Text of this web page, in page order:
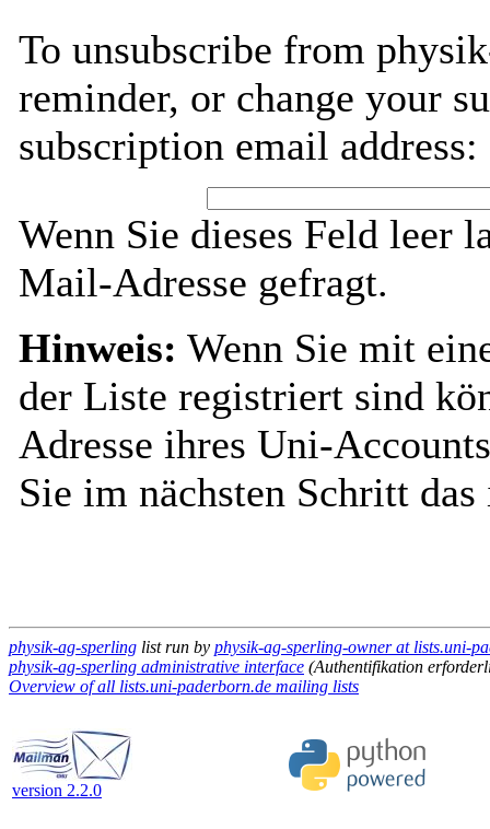
To unsubscribe from
reminder, or change your
subscription email address:
Wenn Sie dieses Feld leer
Mail-Adresse gefragt.
Hinweis: Wenn Sie mit
der Liste registriert sind
Adresse ihres Uni-
Sie im nächsten Schritt
physik-ag-sperling list run by physik-ag-sperling-owner at lists.uni-
physik-ag-sperling administrative interface (Authentifikation
Overview of all lists.uni-paderborn.de mailing lists
version 2.2.0